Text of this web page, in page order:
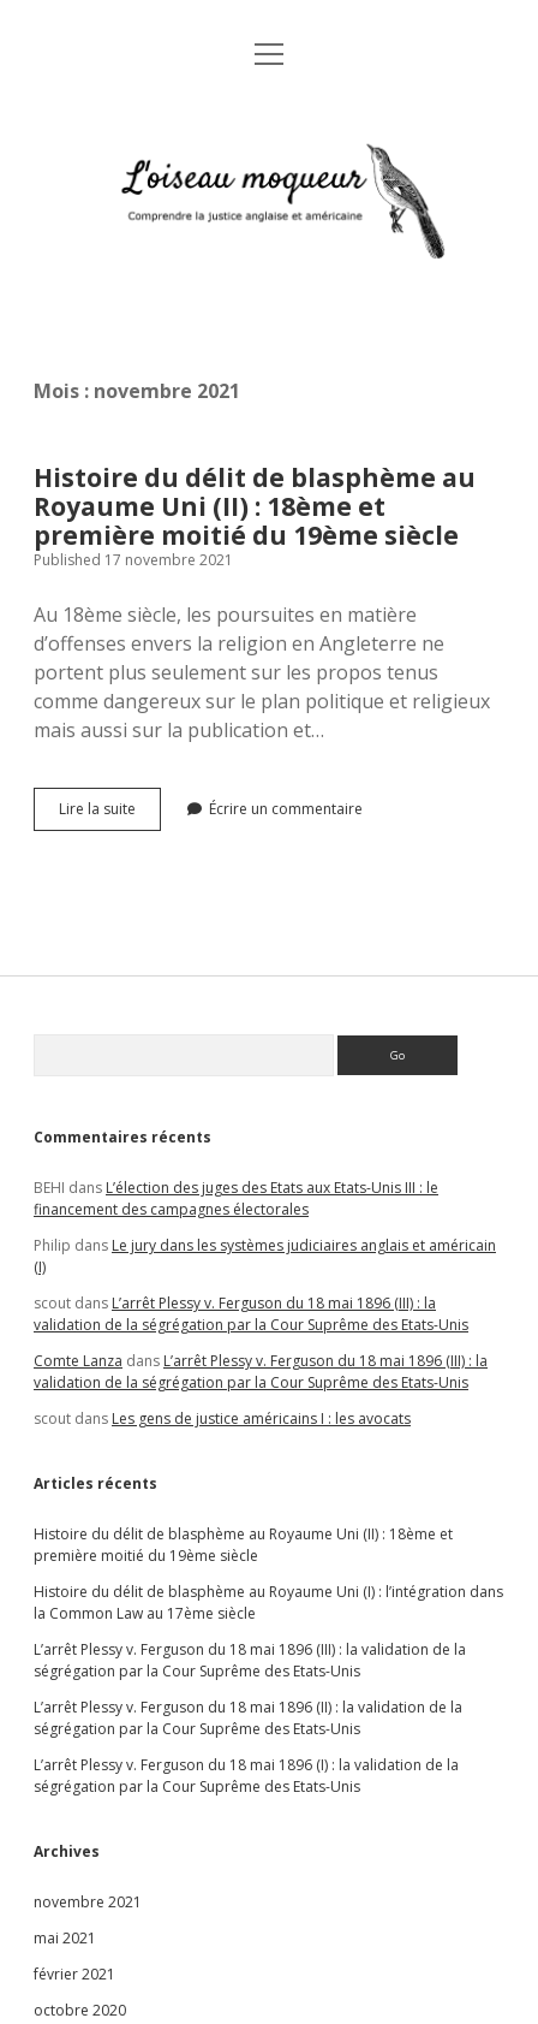
Accueil
Mentions légales
Glossaire juridique anglais-français
open
moqueur
Mois : novembre 2021
Histoire du délit de blasphème au
Royaume Uni (II) : 18ème et
première moitié du 19ème siècle
Published 17 novembre 2021
Au 18ème siècle, les poursuites en matière
d’offenses envers la religion en Angleterre ne
portent plus seulement sur les propos tenus
comme dangereux sur le plan politique et religieux
mais aussi sur la publication et…
Lire la suite Histoire
du
(II)
19ème
Écrire un commentaire
Commentaires récents
BEHI dans L’élection des juges des Etats aux Etats-Unis III : le
financement des campagnes électorales
Philip dans Le jury dans les systèmes judiciaires anglais et américain
(I)
scout dans L’arrêt Plessy v. Ferguson du 18 mai 1896 (III) : la
validation de la ségrégation par la Cour Suprême des Etats-Unis
Comte Lanza dans L’arrêt Plessy v. Ferguson du 18 mai 1896 (III) : la
validation de la ségrégation par la Cour Suprême des Etats-Unis
scout dans Les gens de justice américains I : les avocats
Articles récents
Histoire du délit de blasphème au Royaume Uni (II) : 18ème et
première moitié du 19ème siècle
Histoire du délit de blasphème au Royaume Uni (I) : l’intégration dans
la Common Law au 17ème siècle
L’arrêt Plessy v. Ferguson du 18 mai 1896 (III) : la validation de la
ségrégation par la Cour Suprême des Etats-Unis
L’arrêt Plessy v. Ferguson du 18 mai 1896 (II) : la validation de la
ségrégation par la Cour Suprême des Etats-Unis
L’arrêt Plessy v. Ferguson du 18 mai 1896 (I) : la validation de la
ségrégation par la Cour Suprême des Etats-Unis
Archives
novembre 2021
mai 2021
février 2021
octobre 2020